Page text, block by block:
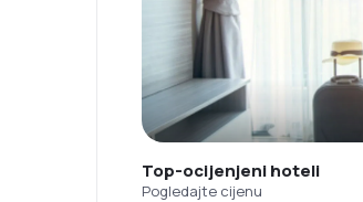
Top-ocijenjeni hoteli
Pogledajte cijenu